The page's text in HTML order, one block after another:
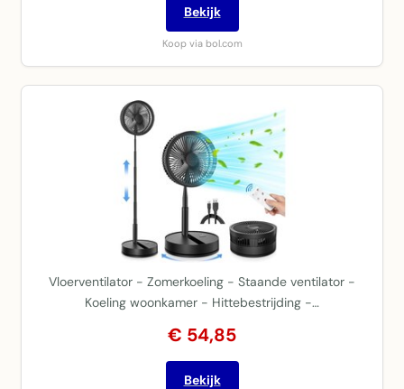
Bekijk
Koop via bol.com
Vloerventilator - Zomerkoeling - Staande ventilator -
Koeling woonkamer - Hittebestrijding -…
€ 54,85
Bekijk